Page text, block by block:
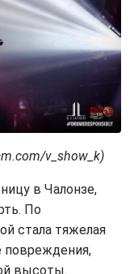
v_show_k)
в Чалонзе,
По
стала тяжелая
повреждения,
высоты.